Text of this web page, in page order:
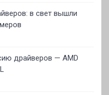
в свет вышли
драйверов — AMD